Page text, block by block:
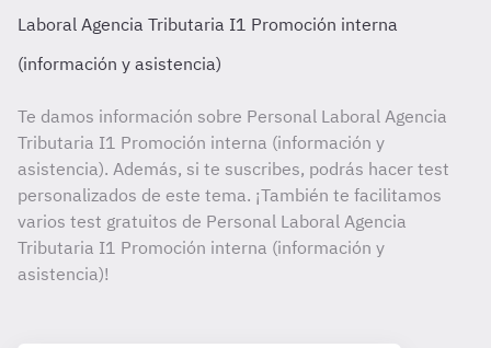
Laboral Agencia Tributaria I1 Promoción interna
(información y asistencia)
Te damos información sobre Personal Laboral Agencia
Tributaria I1 Promoción interna (información y
asistencia). Además, si te suscribes, podrás hacer test
personalizados de este tema. ¡También te facilitamos
varios test gratuitos de Personal Laboral Agencia
Tributaria I1 Promoción interna (información y
asistencia)!